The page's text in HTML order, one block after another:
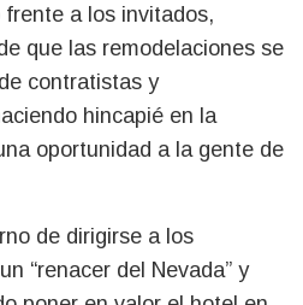
a los invitados,
que las remodelaciones se
contratistas y
hincapié en la
oportunidad a la gente de
de dirigirse a los
“renacer del Nevada” y